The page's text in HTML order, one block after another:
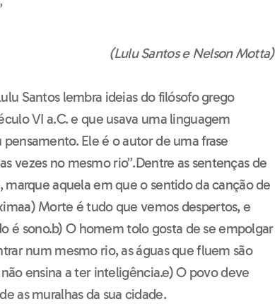
(Lulu Santos e Nelson Motta)
Santos lembra ideias do filósofo grego
VI a.C. e que usava uma linguagem
Ele é o autor de uma frase
vezes no mesmo rio”.Dentre as sentenças de
marque aquela em que o sentido da canção de
Morte é tudo que vemos despertos, e
é sono.b) O homem tolo gosta de se empolgar
num mesmo rio, as águas que fluem são
ensina a ter inteligência.e) O povo deve
as muralhas da sua cidade.